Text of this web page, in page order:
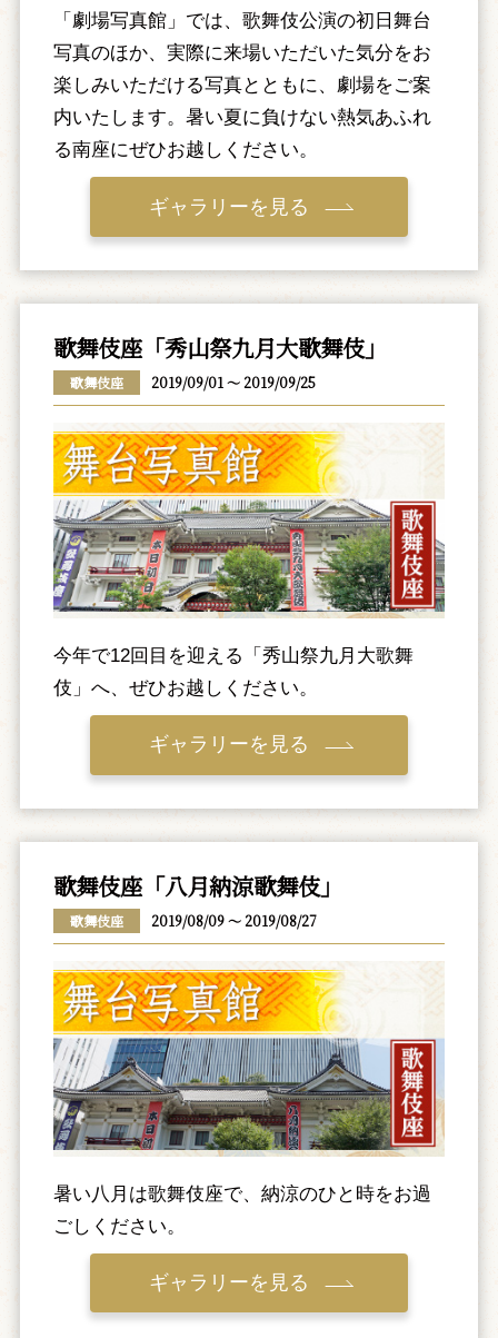
「劇場写真館」では、歌舞伎公演の初日舞台
写真のほか、実際に来場いただいた気分をお
楽しみいただける写真とともに、劇場をご案
内いたします。暑い夏に負けない熱気あふれ
る南座にぜひお越しください。
ギャラリーを見る
歌舞伎座「秀山祭九月大歌舞伎」
歌舞伎座 2019/09/01 ～ 2019/09/25
今年で12回目を迎える「秀山祭九月大歌舞
伎」へ、ぜひお越しください。
ギャラリーを見る
歌舞伎座「八月納涼歌舞伎」
歌舞伎座 2019/08/09 ～ 2019/08/27
暑い八月は歌舞伎座で、納涼のひと時をお過
ごしください。
ギャラリーを見る